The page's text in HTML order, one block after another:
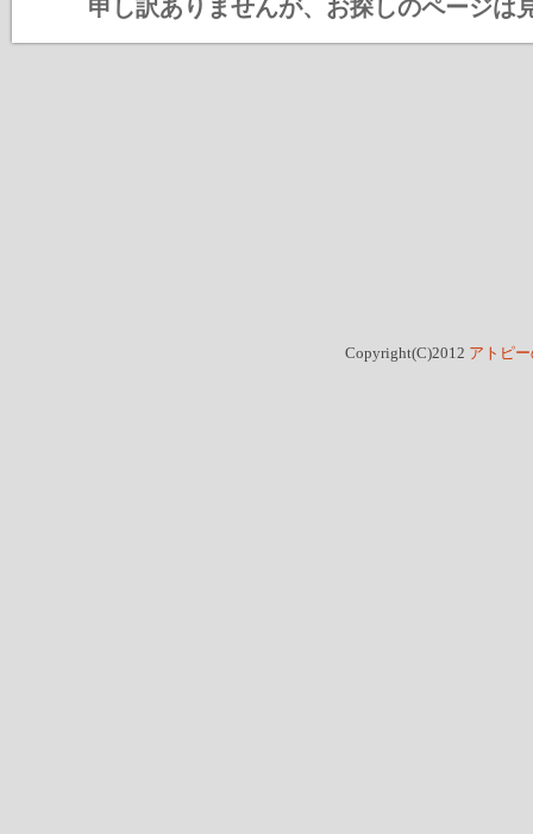
申し訳ありませんが、お探しのページは
Copyright(C)2012 アトピ